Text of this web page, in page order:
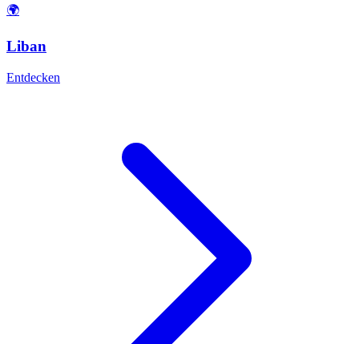
🌍
Liban
Entdecken